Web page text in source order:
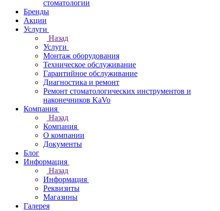
стоматологии
Бренды
Акции
Услуги
Назад
Услуги
Монтаж оборудования
Техническое обслуживание
Гарантийное обслуживание
Диагностика и ремонт
Ремонт стоматологических инструментов и
наконечников KaVo
Компания
Назад
Компания
О компании
Документы
Блог
Информация
Назад
Информация
Реквизиты
Магазины
Галерея